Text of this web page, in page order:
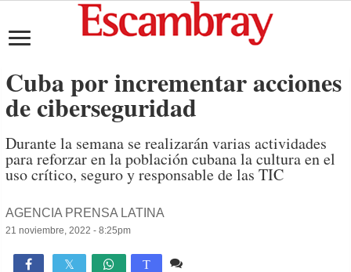
Cuba por incrementar acciones
de ciberseguridad
Durante la semana se realizarán varias actividades
para reforzar en la población cubana la cultura en el
uso crítico, seguro y responsable de las TIC
AGENCIA PRENSA LATINA
21 noviembre, 2022 - 8:25pm
 T